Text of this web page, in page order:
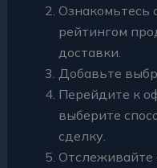
Ознакомьтесь
рейтингом
доставки.
Добавьте
Перейдите к
выберите
сделку.
Отслеживайте